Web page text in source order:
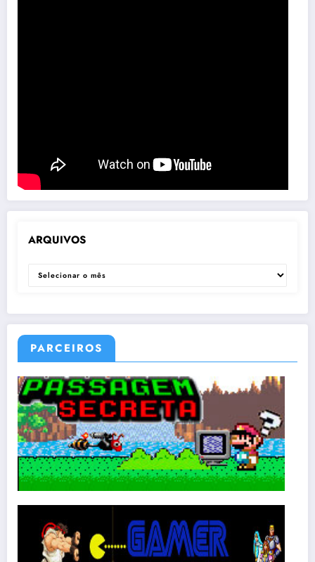
ARQUIVOS
ARQUIVOS
PARCEIROS